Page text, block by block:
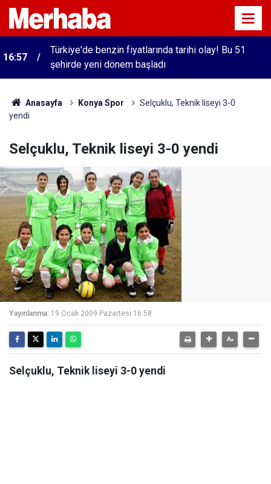
16:57
Türkiye'de benzin fiyatlarında tarihi olay! Bu 51
şehirde yeni dönem başladı
Anasayfa Konya Spor
Selçuklu, Teknik liseyi 3-0
yendi
Selçuklu, Teknik liseyi 3-0 yendi
Yayınlanma: 19 Ocak 2009 Pazartesi 16:58
Selçuklu, Teknik liseyi 3-0 yendi